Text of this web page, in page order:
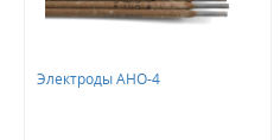
Новинка
Электроды АНО-4